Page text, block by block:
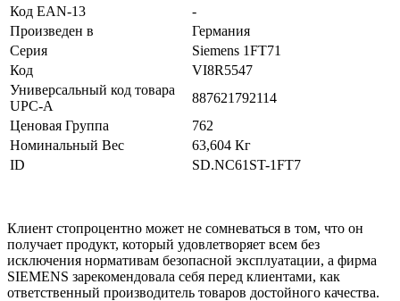
Код EAN-13
-
Произведен в
Германия
Серия
Siemens 1FT71
Код
VI8R5547
Универсальный код товара
UPC-A
887621792114
Ценовая Группа
762
Номинальный Вес
63,604 Кг
ID
SD.NC61ST-1FT7
Клиент стопроцентно может не сомневаться в том, что он
получает продукт, который удовлетворяет всем без
исключения нормативам безопасной эксплуатации, а фирма
SIEMENS зарекомендовала себя перед клиентами, как
ответственный производитель товаров достойного качества.